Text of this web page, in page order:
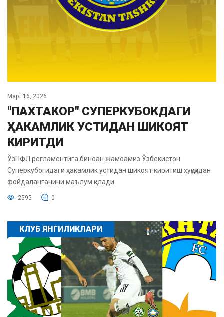
Март 16, 2026
"ПАХТАКОР" СУПЕРКУБОКДАГИ
ҲАКАМЛИК УСТИДАН ШИКОЯТ
КИРИТДИ
ЎзПФЛ регламентига биноан жамоамиз Ўзбекистон
Суперкубогидаги ҳакамлик устидан шикоят киритиш ҳуқуқидан
фойдаланганини маълум қилади.
2595 0
КЛУБ ЯНГИЛИКЛАРИ